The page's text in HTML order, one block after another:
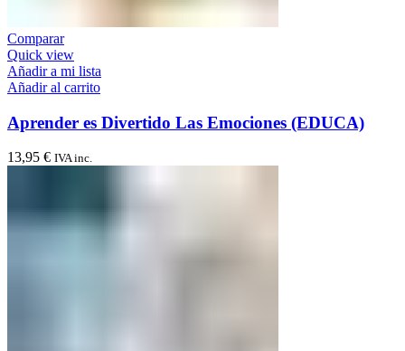
Comparar
Quick view
Añadir a mi lista
Añadir al carrito
Aprender es Divertido Las Emociones (EDUCA)
13,95 € IVA inc.